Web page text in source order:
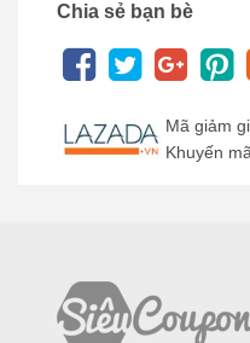
Chia sẻ bạn bè
Mã giảm
Khuyến